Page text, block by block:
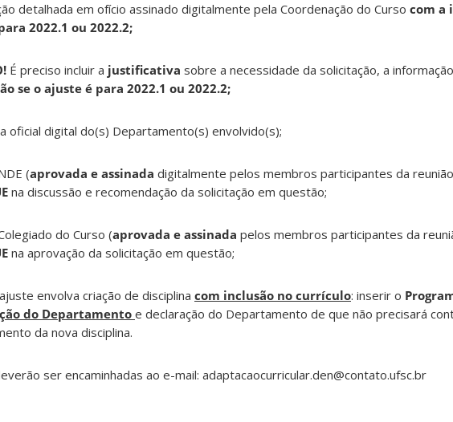
detalhada em ofício assinado digitalmente pela Coordenação do Curso com a
2022.1 ou 2022.2;
É preciso incluir a justificativa sobre a necessidade da solicitação, a
se o ajuste é para 2022.1 ou 2022.2;
oficial digital do(s) Departamento(s) envolvido(s);
(aprovada e assinada digitalmente pelos membros participantes da
na discussão e recomendação da solicitação em questão;
do Curso (aprovada e assinada pelos membros participantes da
na aprovação da solicitação em questão;
envolva criação de disciplina com inclusão no currículo: inserir o
do Departamento e declaração do Departamento de que não precisará
da nova disciplina.
ser encaminhadas ao e-mail: adaptacaocurricular.den@contato.ufsc.br